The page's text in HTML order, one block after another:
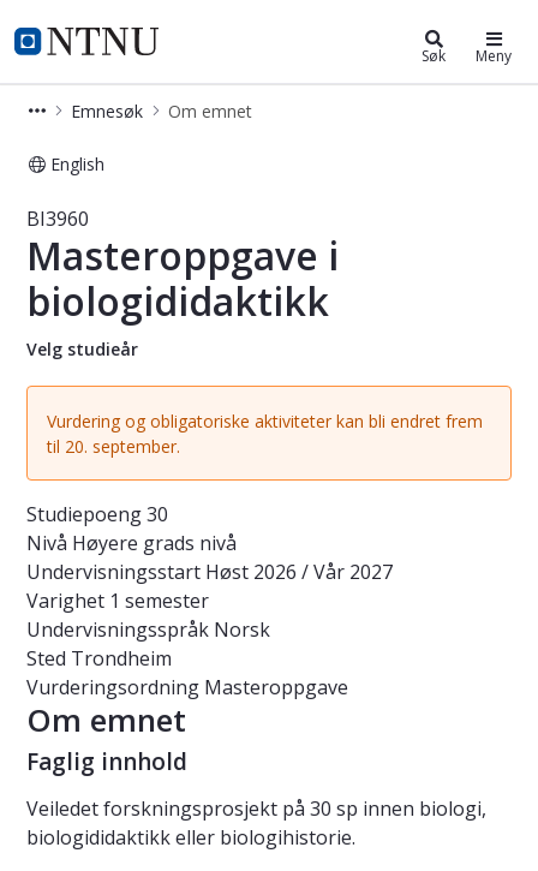
NTNU Hjemmeside
Studier Søk Meny
Emnesøk Om emnet
English
Emne - Masteroppgave i
BI3960
Masteroppgave i
biologididaktikk
Velg studieår
Vurdering og obligatoriske aktiviteter kan bli endret frem
til 20. september.
Studiepoeng30
Nivå Høyere grads nivå
Undervisningsstart Høst 2026 / Vår 2027
Varighet 1 semester
Undervisningsspråk Norsk
Sted Trondheim
Vurderingsordning Masteroppgave
Om emnet
Faglig innhold
Veiledet forskningsprosjekt på 30 sp innen biologi,
biologididaktikk eller biologihistorie.